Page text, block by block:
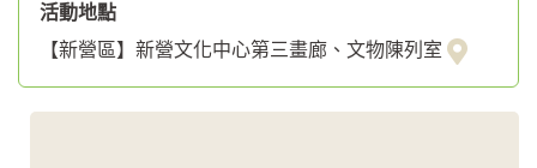
活動地點
【新營區】新營文化中心第三畫廊、文物陳列室